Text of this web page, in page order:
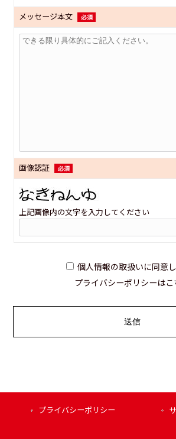
メッセージ本文 必須
画像認証 必須
上記画像内の文字を入力してください
個人情報の取扱いに同意し
プライバシーポリシーはこ
プライバシーポリシー